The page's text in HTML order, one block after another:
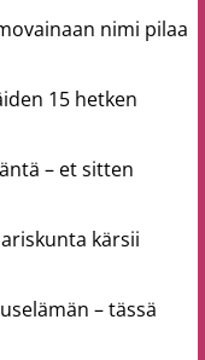
nimi pilaa
15 hetken
– et sitten
kärsii
– tässä